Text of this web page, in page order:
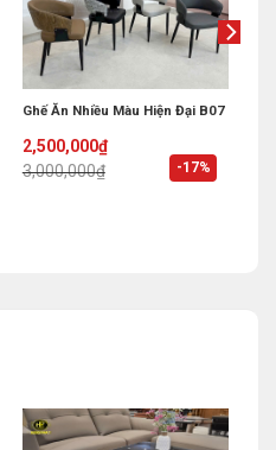
-17%
Ghế Ăn Nhiều Màu Hiện Đại B07
3,000,000₫
Original
price
was:
2,500,000₫
Current
price
is: